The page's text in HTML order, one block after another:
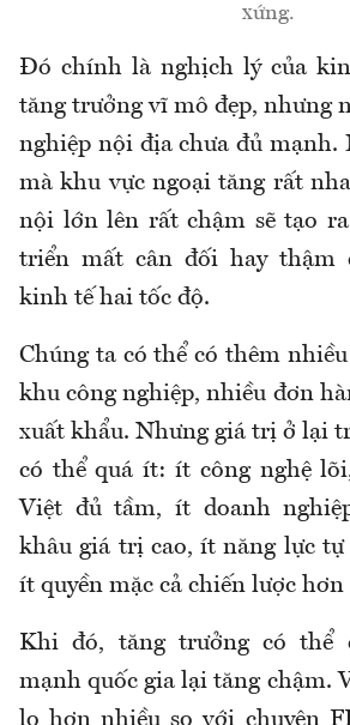
xứng.
Đó chính là nghịch lý của
tăng trưởng vĩ mô đẹp, nhưng
nghiệp nội địa chưa đủ
mà khu vực ngoại tăng rất
nội lớn lên rất chậm sẽ tạo
triển mất cân đối hay thậm
kinh tế hai tốc độ.
Chúng ta có thể có thêm
khu công nghiệp, nhiều đơn
xuất khẩu. Nhưng giá trị ở lại
có thể quá ít: ít công nghệ
Việt đủ tầm, ít doanh
khâu giá trị cao, ít năng lực tự
ít quyền mặc cả chiến lược hơn
Khi đó, tăng trưởng có thể
mạnh quốc gia lại tăng chậm.
lo hơn nhiều so với chuyện